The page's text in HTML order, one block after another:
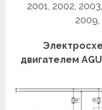
2001, 2002,
2009,
двигателем